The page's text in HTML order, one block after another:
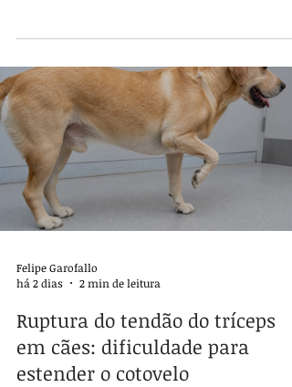
Felipe Garofallo
há 2 dias
2 min de leitura
Ruptura do tendão do tríceps
em cães: dificuldade para
estender o cotovelo